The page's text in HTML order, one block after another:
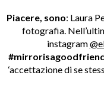
Piacere, sono: Laura
fotografia.
instagram
‘accettazione di se